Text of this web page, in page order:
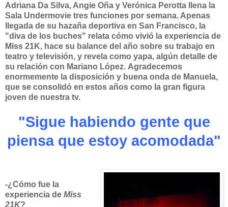
Adriana Da Silva, Angie Oña y Verónica Perotta llena la
Sala Undermovie tres funciones por semana. Apenas
llegada de su hazaña deportiva en San Francisco, la
"diva de los buches" relata cómo vivió la experiencia de
Miss 21K, hace su balance del año sobre su trabajo en
teatro y televisión, y revela como yapa, algún detalle de
su relación con Mariano López. Agradecemos
enormemente la disposición y buena onda de Manuela,
que se consolidó en estos años como la gran figura
joven de nuestra tv.
"Sigue habiendo gente que
piensa que estoy acomodada"
-¿Cómo fue la
experiencia de Miss
21K?